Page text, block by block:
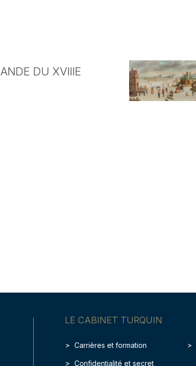
DU XVIIIE
LE CABINET TURQUIN
Carrières et formation
Confidentialité et secret